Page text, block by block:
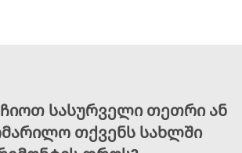
სასურველი თეთრი ან
თქვენს სახლში